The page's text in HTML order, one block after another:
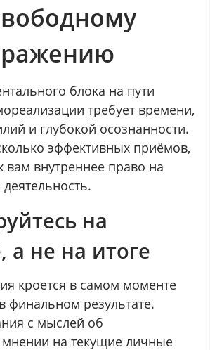
блока на пути
требует времени,
и глубокой осознанности.
эффективных приёмов,
внутреннее право на
на
а не на итоге
кроется в самом моменте
финальном результате.
с мыслей об
на текущие личные